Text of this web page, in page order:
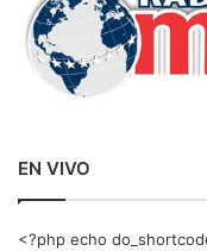
EN VIVO
<?php echo